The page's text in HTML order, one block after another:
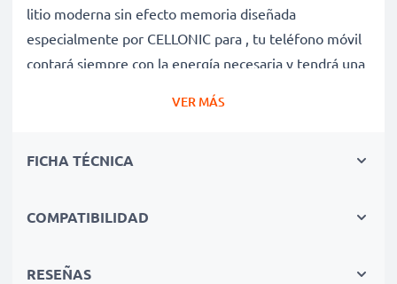
litio moderna sin efecto memoria diseñada
especialmente por CELLONIC para , tu teléfono móvil
contará siempre con la energía necesaria y tendrá una
llamadas, whatsapps o música con tu móvil
3.7V
después de un uso prolongado - Tecnología de litio
VER MÁS
FICHA TÉCNICA
COMPATIBILIDAD
RESEÑAS